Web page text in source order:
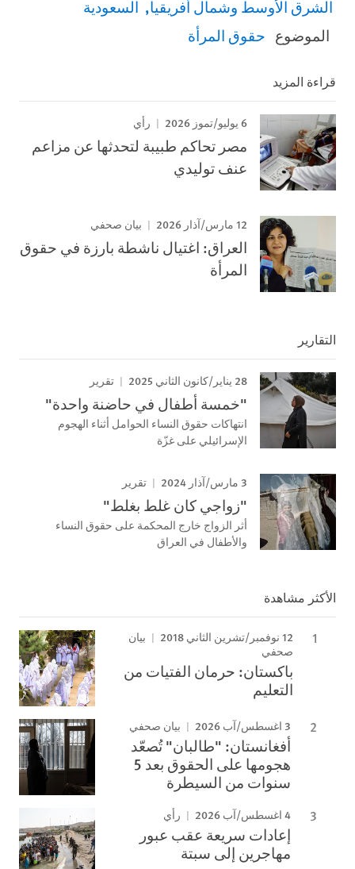
الشرق الأوسط وشمال أفريقيا السعودية
الموضوع حقوق المرأة
قراءة المزيد
6 يوليو/تموز 2026 رأي
مصر تحاكم طبيبة لتحدثها عن مزاعم
عنف توليدي
12 مارس/آذار 2026 بيان صحفي
العراق: اغتيال ناشطة بارزة في حقوق
المرأة
التقارير
28 يناير/كانون الثاني 2025 تقرير
"خمسة أطفال في حاضنة واحدة"
انتهاكات حقوق النساء الحوامل أثناء الهجوم
الإسرائيلي على غزّة
3 مارس/آذار 2024 تقرير
"زواجي كان غلط بغلط"
أثر الزواج خارج المحكمة على حقوق النساء
والأطفال في العراق
الأكثر مشاهدة
12 نوفمبر/تشرين الثاني 2018
بيان
صحفي
باكستان: حرمان الفتيات من
التعليم
3 اغسطس/آب 2026 بيان صحفي
أفغانستان: "طالبان" تُصعّد
هجومها على الحقوق بعد 5
سنوات من السيطرة
4 اغسطس/آب 2026 رأي
إعادات سريعة عقب عبور
مهاجرين إلى سبتة